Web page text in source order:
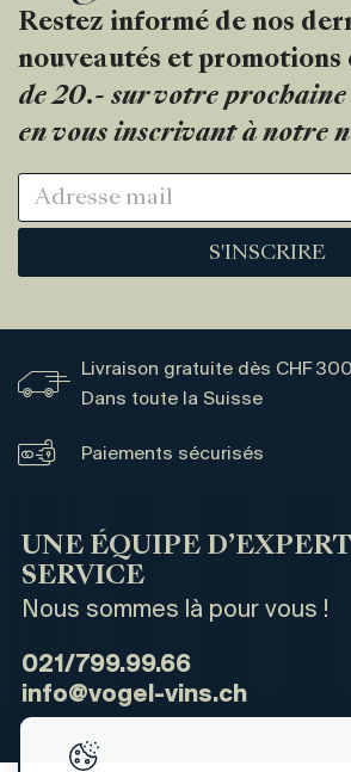
Restez informé de nos
nouveautés et promotions
de 20.- sur votre prochaine
en vous inscrivant à notre
S'INSCRIRE
Livraison gratuite dès CHF
Dans toute la Suisse
Paiements sécurisés
UNE ÉQUIPE
SERVICE
Nous sommes là pour vous !
021/799.99.66
info@vogel-vins.ch